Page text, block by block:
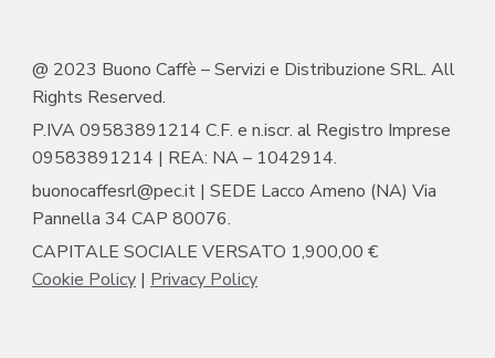
@ 2023 Buono Caffè – Servizi e Distribuzione SRL. All
Rights Reserved.
P.IVA 09583891214 C.F. e n.iscr. al Registro Imprese
09583891214 | REA: NA – 1042914.
buonocaffesrl@pec.it | SEDE Lacco Ameno (NA) Via
Pannella 34 CAP 80076.
CAPITALE SOCIALE VERSATO 1,900,00 €
Cookie Policy | Privacy Policy